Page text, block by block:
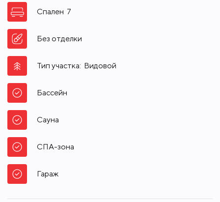
Спален 7
Без отделки
Тип участка: Видовой
Бассейн
Сауна
СПА-зона
Гараж